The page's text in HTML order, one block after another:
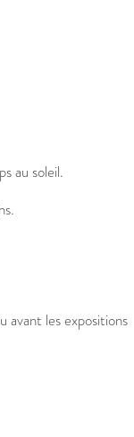
au soleil.
avant les expositions